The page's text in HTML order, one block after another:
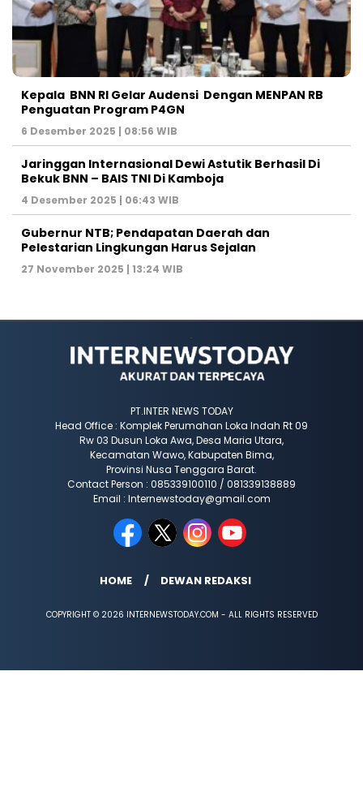
Kepala BNN RI Gelar Audensi Dengan MENPAN RB
Penguatan Program P4GN
6 Desember 2025 | 08:56 WIB
Jaringgan Internasional Dewi Astutik Berhasil Di
Bekuk BNN – BAIS TNI Di Kamboja
4 Desember 2025 | 06:43 WIB
Gubernur NTB; Pendapatan Daerah dan
Pelestarian Lingkungan Harus Sejalan
27 November 2025 | 13:24 WIB
PT.INTER NEWS TODAY
Head Office : Komplek Perumahan Loka Indah Rt 09
Rw 03 Dusun Loka Awa, Desa Maria Utara,
Kecamatan Wawo, Kabupaten Bima,
Provinsi Nusa Tenggara Barat.
Contact Person : 085339100110 / 081339138889
Email : Internewstoday@gmail.com
HOME DEWAN REDAKSI
COPYRIGHT © 2026 INTERNEWSTODAY.COM - ALL RIGHTS RESERVED